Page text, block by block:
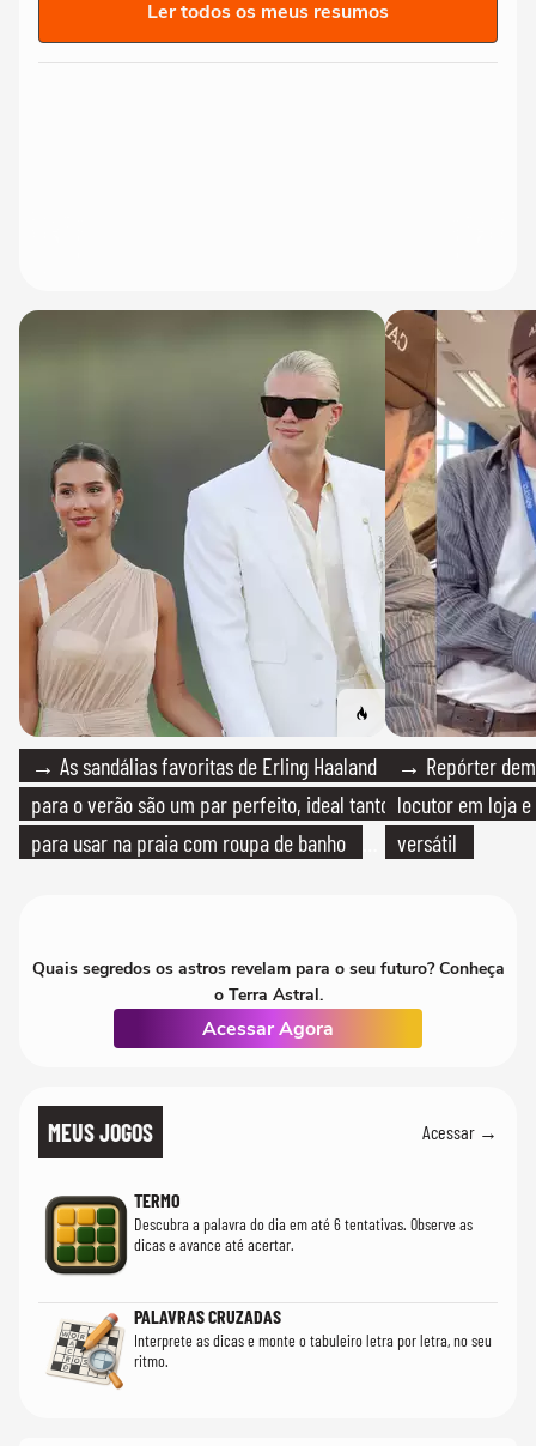
Ler todos os meus resumos
→ As sandálias favoritas de Erling Haaland
para o verão são um par perfeito, ideal tanto
para usar na praia com roupa de banho
→ Repórter
locutor em loja
versátil
Quais segredos os astros revelam para o seu futuro? Conheça
o Terra Astral.
Acessar Agora
MEUS JOGOS Acessar →
TERMO
Descubra a palavra do dia em até 6 tentativas. Observe as
dicas e avance até acertar.
PALAVRAS CRUZADAS
Interprete as dicas e monte o tabuleiro letra por letra, no seu
ritmo.